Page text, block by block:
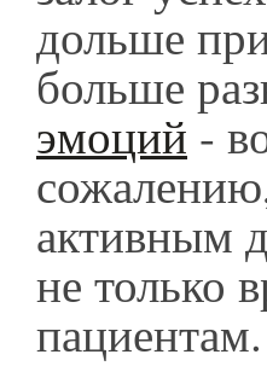
дольше
больше
эмоций-
активным
не только
пациентам.